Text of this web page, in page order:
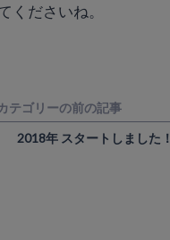
くださいね。
テゴリーの前の記事
2018年 スタートしました！